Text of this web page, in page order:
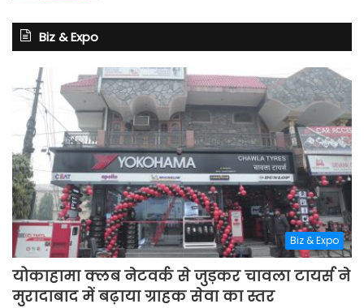
Biz & Expo
Biz & Expo
योकाहामा क्लब नेटवर्क से जुड़कर चावला टायर्स ने
मुरादाबाद में बढ़ाया ग्राहक सेवा का स्तर